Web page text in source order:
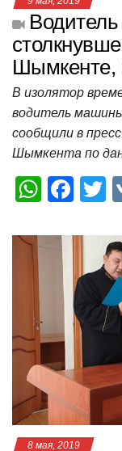
Шымкенте,
В изолятор
водитель
сообщили в
Шымкента по
W
at
p
p
F
c
e
b
o
o
k
T
tt
8 мая, 2019